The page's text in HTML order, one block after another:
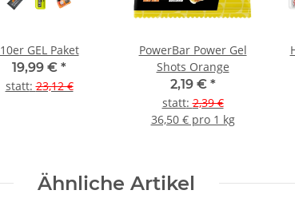
10er GEL Paket
19,99 € *
statt:23,12 €
PowerBar Power Gel
Shots Orange
2,19 € *
statt:2,39 €
36,50 € pro 1 kg
Ähnliche Artikel